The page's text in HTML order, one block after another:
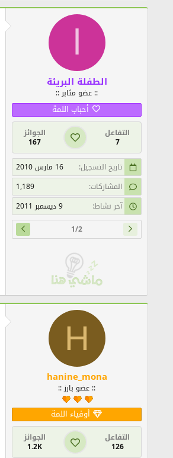
الطفلة البريئة
:: عضو مثابر ::
أحباب اللمة
التفاعل
7
الجوائز
167
تاريخ التسجيل
16 مارس 2010
المشاركات
1,189
آخر نشاط
9 ديسمبر 2011
1/2
H
hanine_mona
:: عضو بارز ::
أوفياء اللمة
التفاعل
126
الجوائز
1.2K